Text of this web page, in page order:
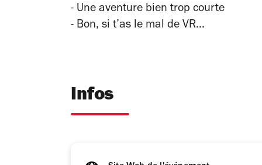
- Une aventure bien trop courte
- Bon, si t’as le mal de VR...
Infos